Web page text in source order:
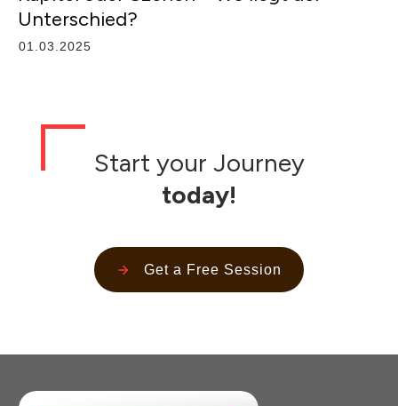
Unterschied?
01.03.2025
Start your Journey
today!
Get a Free Session